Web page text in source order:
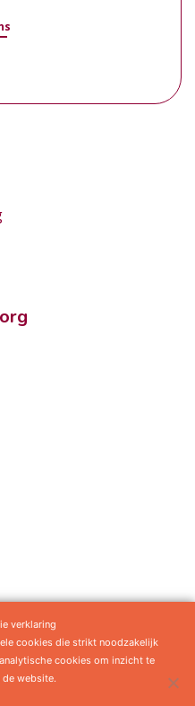
Algemene voorwaarden
verklaring
cookies die strikt noodzakelijk
cookies om inzicht te
website.